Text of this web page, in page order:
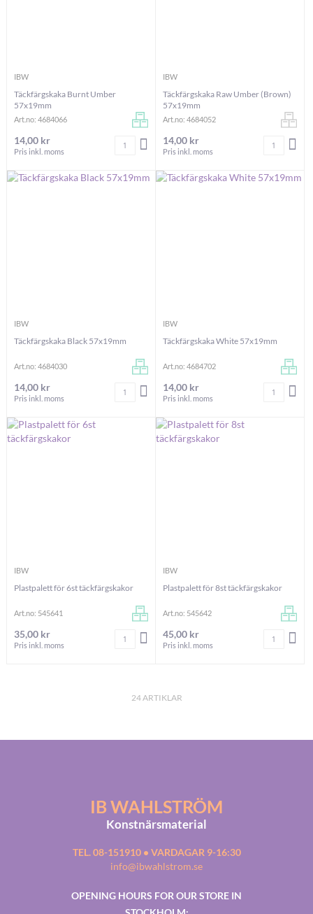
IBW
Täckfärgskaka Burnt Umber
57x19mm
Art.no: 4684066
14,00 kr
Pris inkl. moms
Antal LÄGG I VARUKORGEN
IBW
Täckfärgskaka Raw Umber (Brown)
57x19mm
Art.no: 4684052
14,00 kr
Pris inkl. moms
Antal
IBW
Täckfärgskaka Black 57x19mm
Art.no: 4684030
14,00 kr
Pris inkl. moms
Antal LÄGG I VARUKORGEN
IBW
Täckfärgskaka White 57x19mm
Art.no: 4684702
14,00 kr
Pris inkl. moms
Antal
IBW
Plastpalett för 6st täckfärgskakor
Art.no: 545641
35,00 kr
Pris inkl. moms
Antal LÄGG I VARUKORGEN
IBW
Plastpalett för 8st täckfärgskakor
Art.no: 545642
45,00 kr
Pris inkl. moms
Antal
24ARTIKLAR
IB WAHLSTRÖM
Konstnärsmaterial
TEL. 08-151910 • VARDAGAR 9-16:30
info@ibwahlstrom.se
OPENING HOURS FOR OUR STORE IN